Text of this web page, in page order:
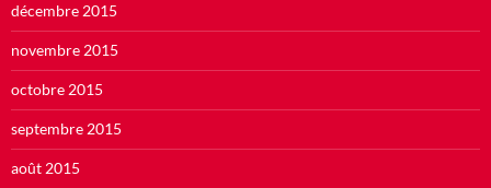
décembre 2015
novembre 2015
octobre 2015
septembre 2015
août 2015